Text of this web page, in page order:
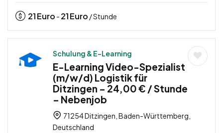
21Euro - 21Euro / Stunde
Schulung & E-Learning
E-Learning Video-Spezialist
(m/w/d) Logistik für
Ditzingen – 24,00 € / Stunde
– Nebenjob
71254 Ditzingen, Baden-Württemberg,
Deutschland